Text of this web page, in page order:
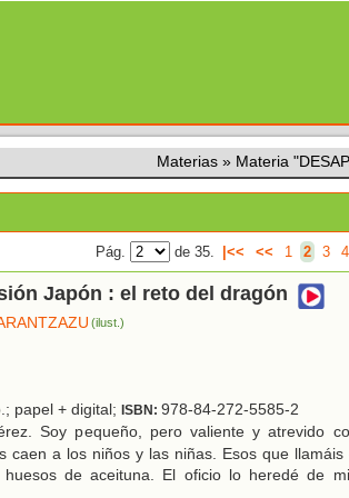
Materias » Materia
Pág. de 35. |<< << 1 2 3 4
Japón : el reto del dragón
(ilust.)
papel + digital; ISBN: 978-84-272-5585-2
Soy pequeño, pero valiente y atrevido
caen a los niños y las niñas. Esos que llamáis
de aceituna. El oficio lo heredé de